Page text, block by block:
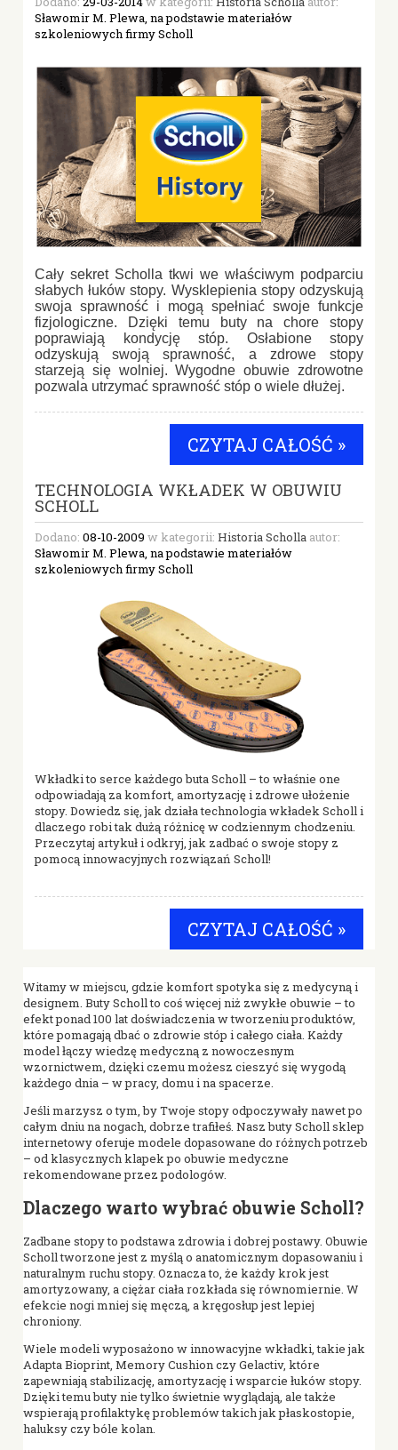
Sławomir M. Plewa, na podstawie materiałów
szkoleniowych firmy Scholl
Cały sekret Scholla tkwi we właściwym podparciu
słabych łuków stopy. Wysklepienia stopy odzyskują
swoja sprawność i mogą spełniać swoje funkcje
fizjologiczne. Dzięki temu buty na chore stopy
poprawiają kondycję stóp. Osłabione stopy
odzyskują swoją sprawność, a zdrowe stopy
starzeją się wolniej. Wygodne obuwie zdrowotne
pozwala utrzymać sprawność stóp o wiele dłużej.
CZYTAJ CAŁOŚĆ »
TECHNOLOGIA WKŁADEK W OBUWIU
SCHOLL
Dodano: 08-10-2009 w kategorii: Historia Scholla autor:
Sławomir M. Plewa, na podstawie materiałów
szkoleniowych firmy Scholl
Wkładki to serce każdego buta Scholl – to właśnie one
odpowiadają za komfort, amortyzację i zdrowe ułożenie
stopy. Dowiedz się, jak działa technologia wkładek Scholl i
dlaczego robi tak dużą różnicę w codziennym chodzeniu.
Przeczytaj artykuł i odkryj, jak zadbać o swoje stopy z
pomocą innowacyjnych rozwiązań Scholl!
CZYTAJ CAŁOŚĆ »
Witamy w miejscu, gdzie komfort spotyka się z medycyną i
designem. Buty Scholl to coś więcej niż zwykłe obuwie – to
efekt ponad 100 lat doświadczenia w tworzeniu produktów,
które pomagają dbać o zdrowie stóp i całego ciała. Każdy
model łączy wiedzę medyczną z nowoczesnym
wzornictwem, dzięki czemu możesz cieszyć się wygodą
każdego dnia – w pracy, domu i na spacerze.
Jeśli marzysz o tym, by Twoje stopy odpoczywały nawet po
całym dniu na nogach, dobrze trafiłeś. Nasz buty Scholl sklep
internetowy oferuje modele dopasowane do różnych potrzeb
– od klasycznych klapek po obuwie medyczne
rekomendowane przez podologów.
Dlaczego warto wybrać obuwie Scholl?
Zadbane stopy to podstawa zdrowia i dobrej postawy. Obuwie
Scholl tworzone jest z myślą o anatomicznym dopasowaniu i
naturalnym ruchu stopy. Oznacza to, że każdy krok jest
amortyzowany, a ciężar ciała rozkłada się równomiernie. W
efekcie nogi mniej się męczą, a kręgosłup jest lepiej
chroniony.
Wiele modeli wyposażono w innowacyjne wkładki, takie jak
Adapta Bioprint, Memory Cushion czy Gelactiv, które
zapewniają stabilizację, amortyzację i wsparcie łuków stopy.
Dzięki temu buty nie tylko świetnie wyglądają, ale także
wspierają profilaktykę problemów takich jak płaskostopie,
haluksy czy bóle kolan.